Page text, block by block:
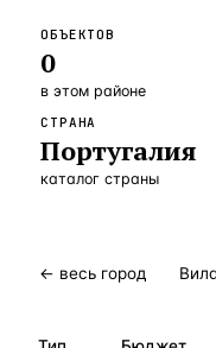
Греция —
Сочи —Локация
Алания
Бангкок —Локация
Стамбул —Локация
ОБЪЕКТОВ
0
в этом районе
СТРАНА
Португалия
каталог страны
← весь город